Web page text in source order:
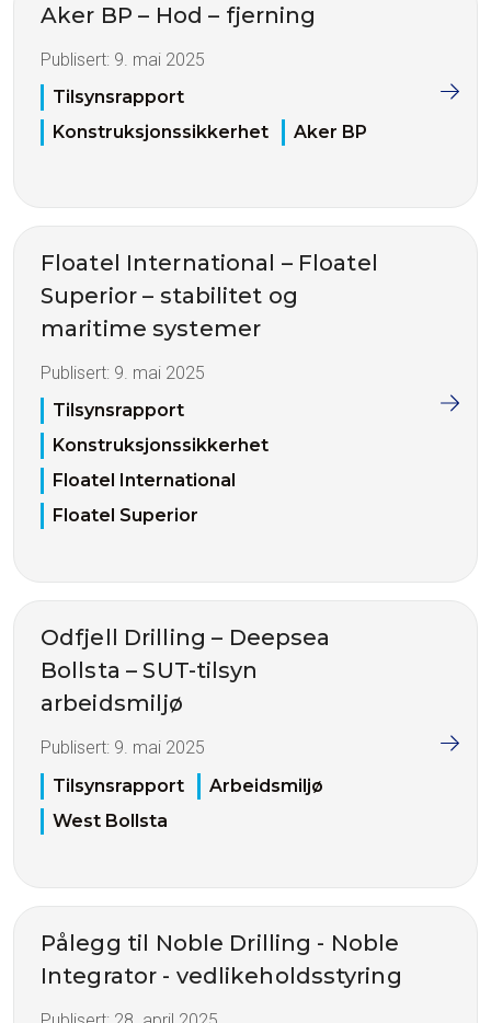
Aker BP – Hod – fjerning
Publisert: 9. mai 2025
Tilsynsrapport
Konstruksjonssikkerhet
Aker BP
Floatel International – Floatel
Superior – stabilitet og
maritime systemer
Publisert: 9. mai 2025
Tilsynsrapport
Konstruksjonssikkerhet
Floatel International
Floatel Superior
Odfjell Drilling – Deepsea
Bollsta – SUT-tilsyn
arbeidsmiljø
Publisert: 9. mai 2025
Tilsynsrapport
Arbeidsmiljø
West Bollsta
Pålegg til Noble Drilling - Noble
Integrator - vedlikeholdsstyring